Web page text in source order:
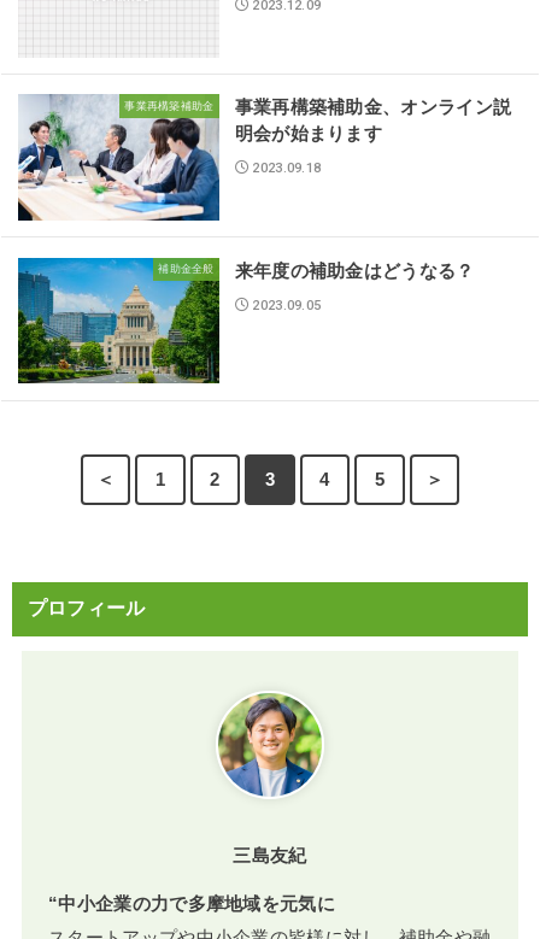
2023.12.09
事業再構築補助金
事業再構築補助金、オンライン説
明会が始まります
2023.09.18
補助金全般 来年度の補助金はどうなる？
2023.09.05
＜ 1 2 3 4 5 ＞
プロフィール
三島友紀
“中小企業の力で多摩地域を元気に